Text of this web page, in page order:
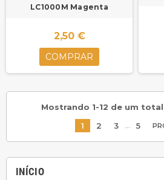
INÍCIO
LC1000M Magenta
2,50 €
COMPRAR
Mostrando 1-12 de um
1
2 3 5